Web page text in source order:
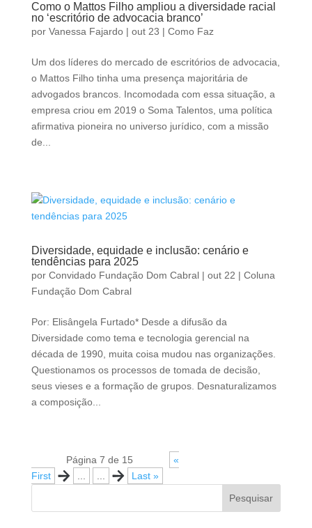
Como o Mattos Filho ampliou a diversidade racial
no ‘escritório de advocacia branco’
por Vanessa Fajardo| out 23 | Como Faz
Um dos líderes do mercado de escritórios de advocacia,
o Mattos Filho tinha uma presença majoritária de
advogados brancos. Incomodada com essa situação, a
empresa criou em 2019 o Soma Talentos, uma política
afirmativa pioneira no universo jurídico, com a missão
de...
Diversidade, equidade e inclusão: cenário e
tendências para 2025
por Convidado Fundação Dom Cabral| out 22 | Coluna
Fundação Dom Cabral
Por: Elisângela Furtado* Desde a difusão da
Diversidade como tema e tecnologia gerencial na
década de 1990, muita coisa mudou nas organizações.
Questionamos os processos de tomada de decisão,
seus vieses e a formação de grupos. Desnaturalizamos
a composição...
Página 7 de 15
«
First
« ... ... »
Last »
Pesquisar